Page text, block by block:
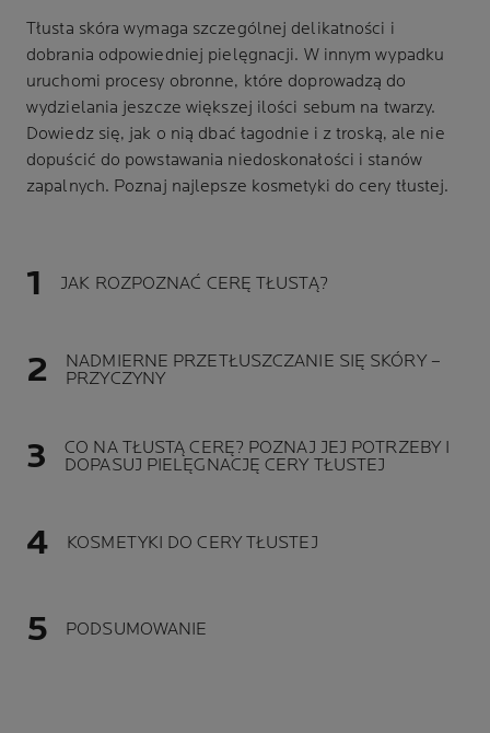
Tłusta skóra wymaga szczególnej delikatności i
dobrania odpowiedniej pielęgnacji. W innym wypadku
uruchomi procesy obronne, które doprowadzą do
wydzielania jeszcze większej ilości sebum na twarzy.
Dowiedz się, jak o nią dbać łagodnie i z troską, ale nie
dopuścić do powstawania niedoskonałości i stanów
zapalnych. Poznaj najlepsze kosmetyki do cery tłustej.
JAK ROZPOZNAĆ CERĘ TŁUSTĄ?
NADMIERNE PRZETŁUSZCZANIE SIĘ SKÓRY –
PRZYCZYNY
CO NA TŁUSTĄ CERĘ? POZNAJ JEJ POTRZEBY I
DOPASUJ PIELĘGNACJĘ CERY TŁUSTEJ
KOSMETYKI DO CERY TŁUSTEJ
PODSUMOWANIE